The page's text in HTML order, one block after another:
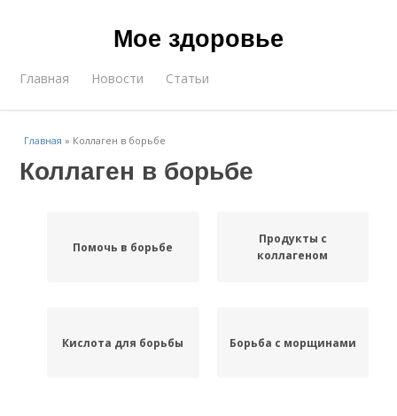
Мое здоровье
Главная Новости Статьи
Главная » Коллаген в борьбе
Коллаген в борьбе
Помочь в борьбе
Продукты с
коллагеном
Кислота для борьбы Борьба с морщинами